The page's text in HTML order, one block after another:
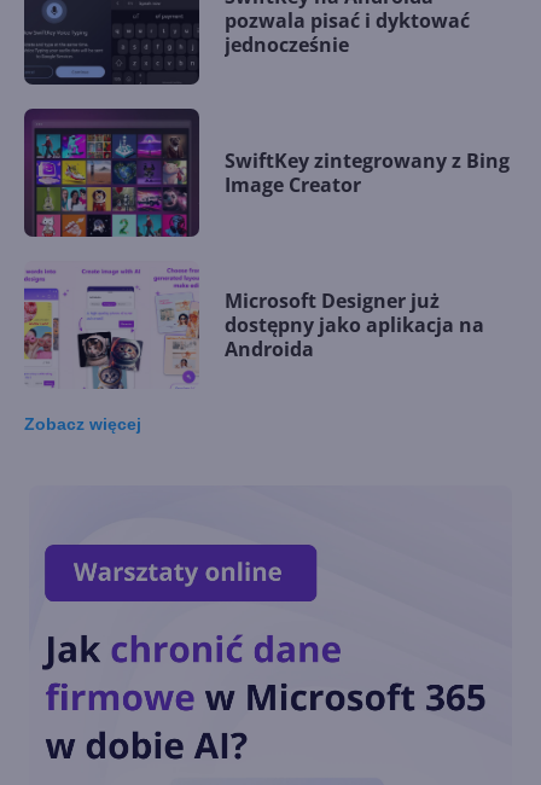
pozwala pisać i dyktować
jednocześnie
SwiftKey zintegrowany z Bing
Image Creator
Microsoft Designer już
dostępny jako aplikacja na
Androida
Podpisywanie PDF-ów w
aplikacji Microsoft 365 na
Androida i iOS
SwiftKey na Androida z
Zobacz więcej